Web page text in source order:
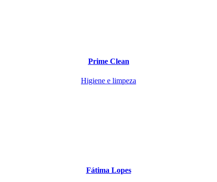
Prime Clean
Higiene e limpeza
Fátima Lopes